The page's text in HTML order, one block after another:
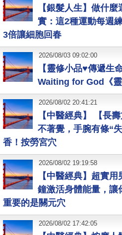
【銀髮人生】做什
實：這2種運動每週
3倍讓細胞回春
【靈修小品♥傳遞生
Waiting for God《
2026/08/03 09:02:00
【中醫經典】 【長
不著覺，手腕有條“
香！按勞宮穴
2026/08/02 20:41:21
【中醫經典】超實
鐘激活身體能量，讓
重要的是關元穴
2026/08/02 19:19:58
2026/08/02 17:42:05